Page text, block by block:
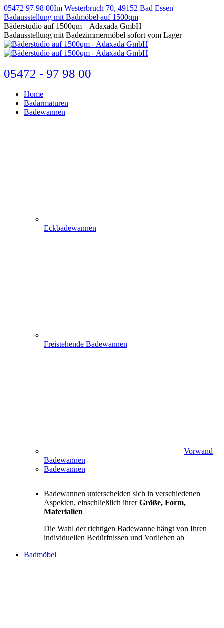
Zum
Inhalt
springen
05472 97 98 00Im Westerbruch 70, 49152 Bad Essen
Badausstellung mit Badmöbel auf 1500qm
E-
Mail
page
opens
new
window
Bäderstudio auf 1500qm – Adaxada GmbH
Badausstellung mit Badezimmermöbel sofort vom Lager
05472 - 97 98 00
Home
Badarmaturen
Badewannen
Eckbadewannen
Freistehende Badewannen
Vorwand
Badewannen
Badewannen
Badewannen unterscheiden sich in verschiedenen
Aspekten, einschließlich ihrerGröße, Form,
Materialien
Die Wahl der richtigen Badewanne hängt von Ihren
individuellen Bedürfnissen und Vorlieben ab
Badmöbel